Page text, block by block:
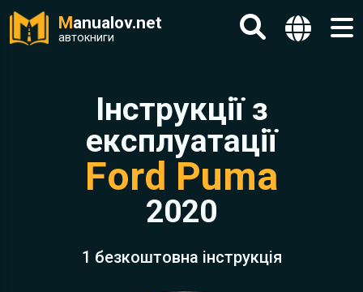
Manualov.net
автокниги
Інструкції з
експлуатації
Ford Puma
2020
1 безкоштовна інструкція